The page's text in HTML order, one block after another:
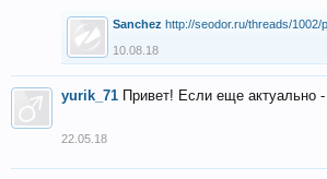
Sanchez http://seodor.ru/threads/1002/
10.08.18
yurik_71 Привет! Если еще актуально -
22.05.18